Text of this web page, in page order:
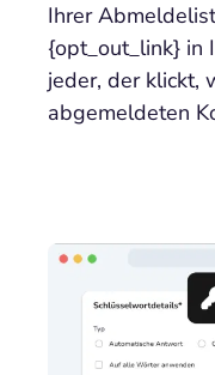
Ihrer
{opt_out_link} in
jeder, der klickt,
abgemeldeten